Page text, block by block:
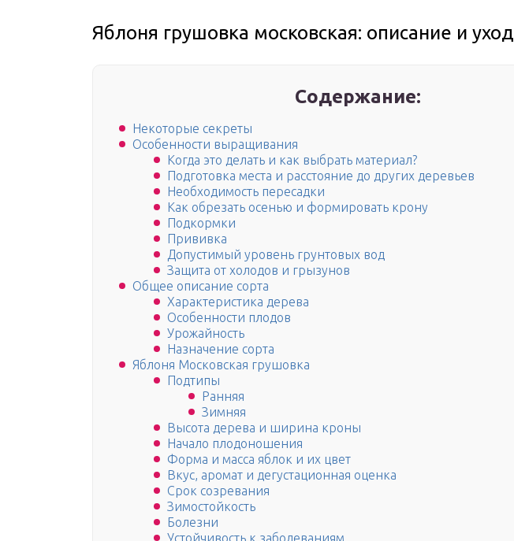
Яблоня грушовка московская: описание и уход
Содержание:
Некоторые секреты
Особенности выращивания
Когда это делать и как выбрать материал?
Подготовка места и расстояние до других деревьев
Необходимость пересадки
Как обрезать осенью и формировать крону
Подкормки
Прививка
Допустимый уровень грунтовых вод
Защита от холодов и грызунов
Общее описание сорта
Характеристика дерева
Особенности плодов
Урожайность
Назначение сорта
Яблоня Московская грушовка
Подтипы
Ранняя
Зимняя
Высота дерева и ширина кроны
Начало плодоношения
Форма и масса яблок и их цвет
Вкус, аромат и дегустационная оценка
Срок созревания
Зимостойкость
Болезни
Устойчивость к заболеваниям